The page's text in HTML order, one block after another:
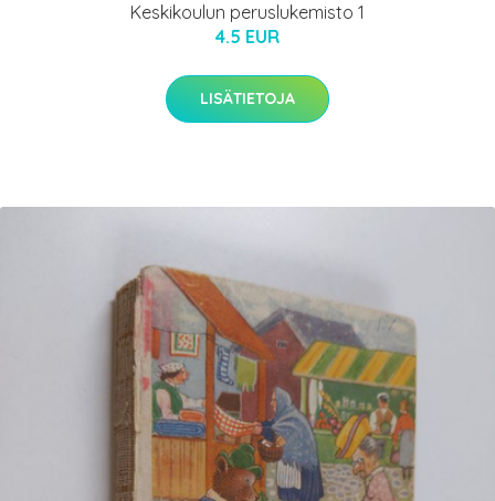
Keskikoulun peruslukemisto 1
4.5 EUR
LISÄTIETOJA